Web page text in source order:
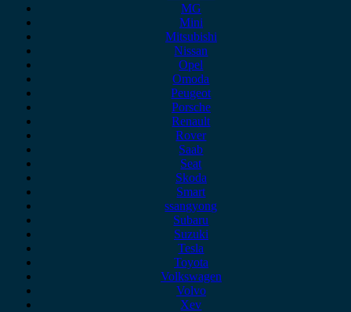
MG
Mini
Mitsubishi
Nissan
Opel
Omoda
Peugeot
Porsche
Renault
Rover
Saab
Seat
Skoda
Smart
ssangyong
Subaru
Suzuki
Tesla
Toyota
Volkswagen
Volvo
Xev